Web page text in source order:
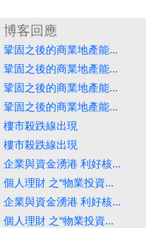
博客回應
鞏固之後的商業地產能...
鞏固之後的商業地產能...
鞏固之後的商業地產能...
鞏固之後的商業地產能...
樓市殺跌線出現
樓市殺跌線出現
企業與資金湧港 利好核...
個人理財 之“物業投資...
企業與資金湧港 利好核...
個人理財 之“物業投資...